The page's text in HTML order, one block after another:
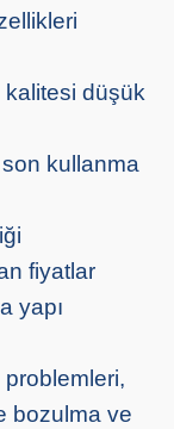
kalitesi düşük
son kullanma
fiyatlar
yapı
bozulma ve